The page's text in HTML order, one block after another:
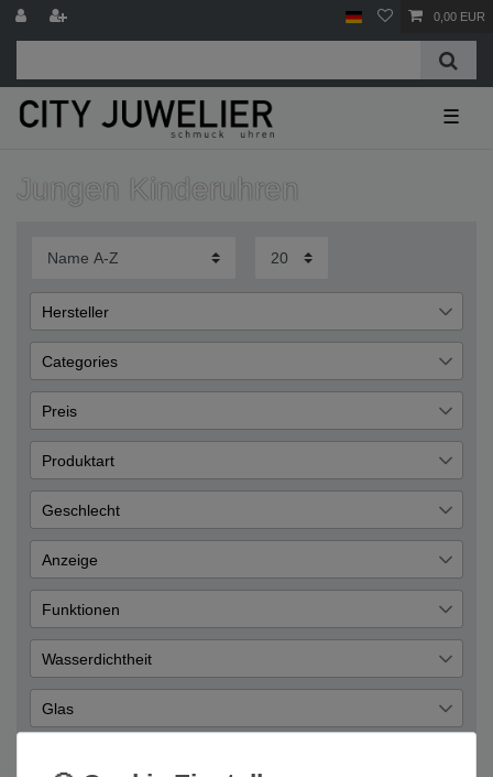
0,00 EUR
☰
Jungen Kinderuhren
Hersteller
SINAR
Categories
Uhren
Chronographen 1
Preis
€ ― €
Übernehmen
Produktart
Armbanduhr
Geschlecht
Herren
Jungen 1
Anzeige
Digital
Funktionen
Alarm
Datum 1
Licht
Wasserdichtheit
10 Bar
Glas